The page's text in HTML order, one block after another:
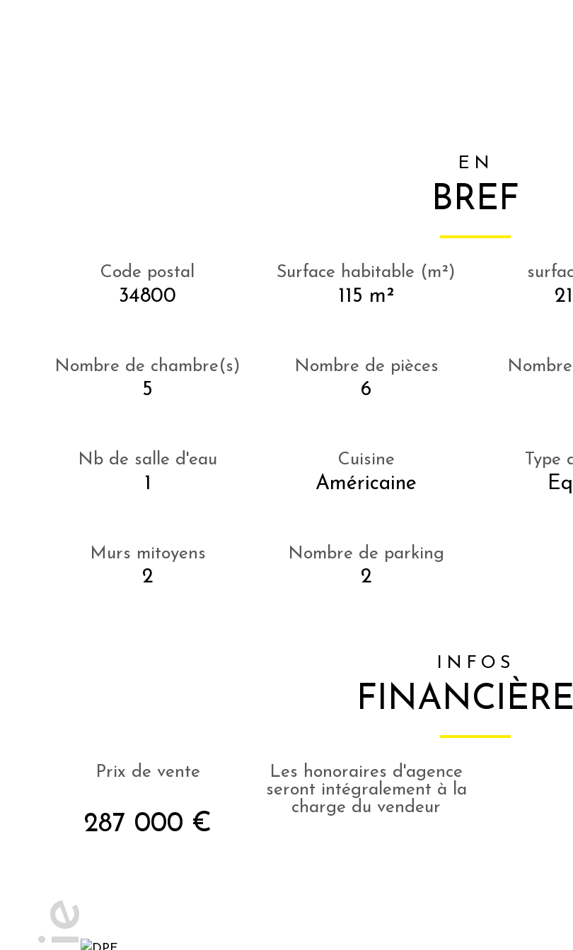
EN
BREF
Code postal
34800
Surface habitable (m²)
115 m²
Nombre de chambre(s)
5
Nombre de pièces
6
Nb de salle d'eau
1
Cuisine
Américaine
Type
Murs mitoyens
2
Nombre de parking
2
INFOS
Prix de vente
287 000 €
Les honoraires d'agence
seront intégralement à la
charge du vendeur